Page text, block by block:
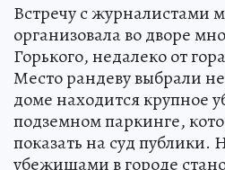
Встречу с журналистами
организовала во дворе
Горького, недалеко от
Место рандеву выбрали
доме находится крупное
подземном паркинге,
показать на суд публики.
убежищами в городе